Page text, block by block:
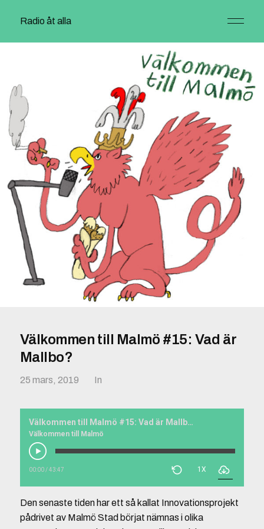
Radio åt alla
Välkommen till Malmö #15: Vad är
Mallbo?
25 mars, 2019 In
Välkommen till Malmö #15: Vad är Mallbo?
Välkommen till Malmö
00:00/43:47 1X
Den senaste tiden har ett så kallat Innovationsprojekt
pådrivet av Malmö Stad börjat nämnas i olika